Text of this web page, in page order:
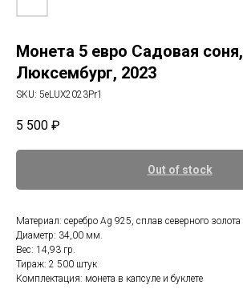
Монета 5 евро Садовая соня,
Люксембург, 2023
SKU: 5eLUX2023Pr1
5 500 ₽
Out of stock
Материал: серебро Ag 925, сплав северного золота
Диаметр: 34,00 мм.
Вес: 14,93 гр.
Тираж: 2 500 штук
Комплектация: монета в капсуле и буклете